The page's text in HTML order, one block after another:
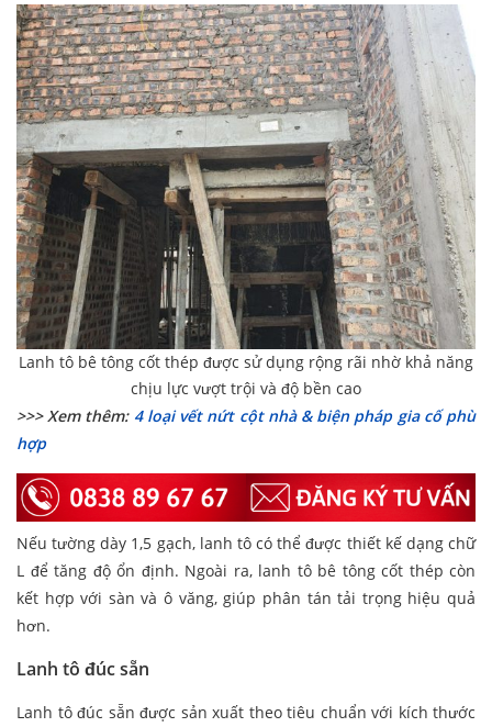
Lanh tô bê tông cốt thép được sử dụng rộng rãi nhờ khả năng
chịu lực vượt trội và độ bền cao
>>> Xem thêm: 4 loại vết nứt cột nhà & biện pháp gia cố phù
hợp
Nếu tường dày 1,5 gạch, lanh tô có thể được thiết kế dạng chữ
L để tăng độ ổn định. Ngoài ra, lanh tô bê tông cốt thép còn
kết hợp với sàn và ô văng, giúp phân tán tải trọng hiệu quả
hơn.
Lanh tô đúc sẵn
Lanh tô đúc sẵn được sản xuất theo tiêu chuẩn với kích thước